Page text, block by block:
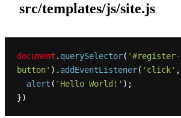
src/templates/js/site.js
document . querySelector( '#register-
button' ). addEventListener( 'click' ,
alert ( 'Hello World!' );